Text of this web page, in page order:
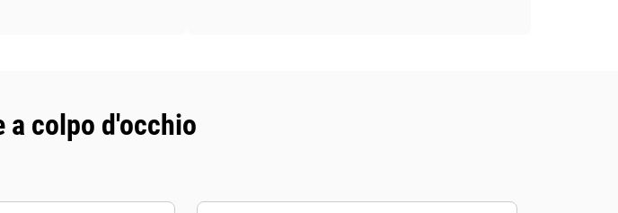
colpo d'occhio